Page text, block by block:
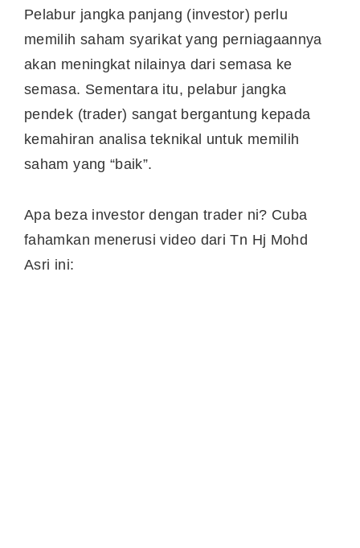
Pelabur jangka panjang (investor) perlu
memilih saham syarikat yang perniagaannya
akan meningkat nilainya dari semasa ke
semasa. Sementara itu, pelabur jangka
pendek (trader) sangat bergantung kepada
kemahiran analisa teknikal untuk memilih
saham yang “baik”.
Apa beza investor dengan trader ni? Cuba
fahamkan menerusi video dari Tn Hj Mohd
Asri ini: